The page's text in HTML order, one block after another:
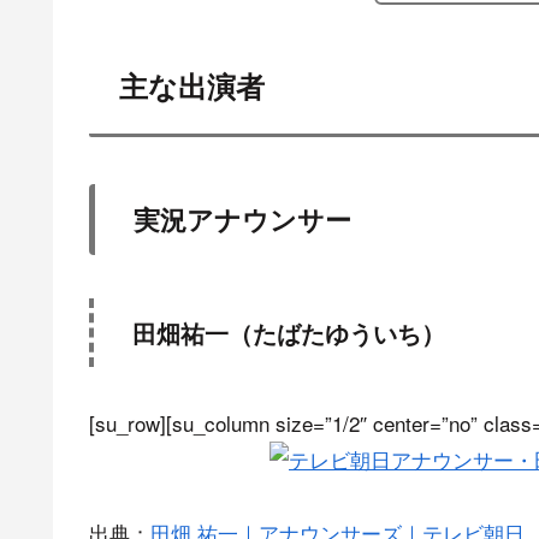
主な出演者
実況アナウンサー
田畑祐一（たばたゆういち）
[su_row][su_column size=”1/2″ center=”no”
出典： 田畑 祐一｜アナウンサーズ｜テレビ朝日